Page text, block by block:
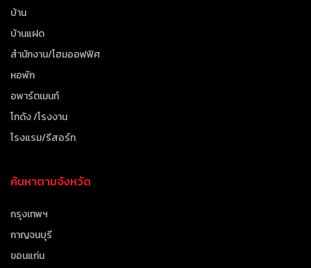
บ้าน
บ้านแฝด
สำนักงาน/โฮมออฟฟิศ
หอพัก
อพาร์ตเมนท์
โกดัง /โรงงาน
โรงแรม/รีสอร์ท
ค้นหาตามจังหวัด
กรุงเทพฯ
กาญจนบุรี
ขอนแก่น